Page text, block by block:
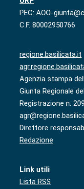
PEC: AOO-
C.F. 80002950766
regione.basilicata.it
Agenzia stampa
Giunta Regionale
Registrazione n.
Direttore
Redazione
Link utili
Lista RSS